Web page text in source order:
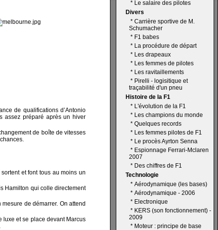
de qualifications d’Antonio
assez préparé après un hiver
de boîte de vitesses
et font tous au moins un
Hamilton qui colle directement
de démarrer. On attend
luxe et se place devant Marcus
* Le salaire des pilotes
Divers
* Carrière sportive de M.
Schumacher
* F1 babes
* La procédure de départ
* Les drapeaux
* Les femmes de pilotes
* Les ravitaillements
* Pirelli - logisitique et
traçabilité d'un pneu
Histoire de la F1
* L'évolution de la F1
* Les champions du monde
* Quelques records
* Les femmes pilotes de F1
* Le procès Ayrton Senna
* Espionnage Ferrari-Mclaren
2007
* Des chiffres de F1
Technologie
* Aérodynamique (les bases)
* Aérodynamique - 2006
* Electronique
* KERS (son fonctionnement) -
2009
* Moteur : principe de base